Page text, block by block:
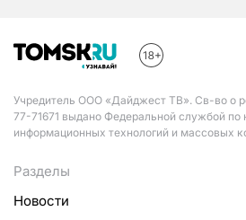
Учредитель ООО «Дайджест ТВ». Св-во
77-71671 выдано Федеральной службой по
информационных технологий и массовых
Разделы
Новости